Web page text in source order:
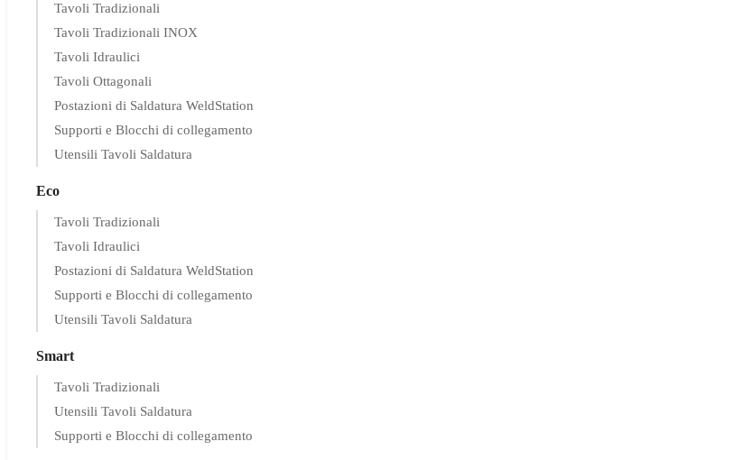
Tavoli Tradizionali
Tavoli Tradizionali INOX
Tavoli Idraulici
Tavoli Ottagonali
Postazioni di Saldatura WeldStation
Supporti e Blocchi di collegamento
Utensili Tavoli Saldatura
Eco
Tavoli Tradizionali
Tavoli Idraulici
Postazioni di Saldatura WeldStation
Supporti e Blocchi di collegamento
Utensili Tavoli Saldatura
Smart
Tavoli Tradizionali
Utensili Tavoli Saldatura
Supporti e Blocchi di collegamento